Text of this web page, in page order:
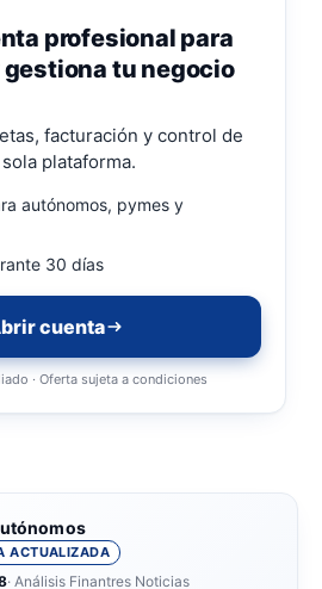
profesional para
tu negocio
facturación y control de
plataforma.
autónomos, pymes y
30 días
cuenta
· Oferta sujeta a condiciones
ACTUALIZADA
· Análisis Finantres Noticias